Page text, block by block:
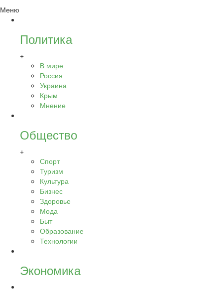
Меню
Политика
+
В мире
Россия
Украина
Крым
Мнение
Общество
+
Спорт
Туризм
Культура
Бизнес
Здоровье
Мода
Быт
Образование
Технологии
Экономика